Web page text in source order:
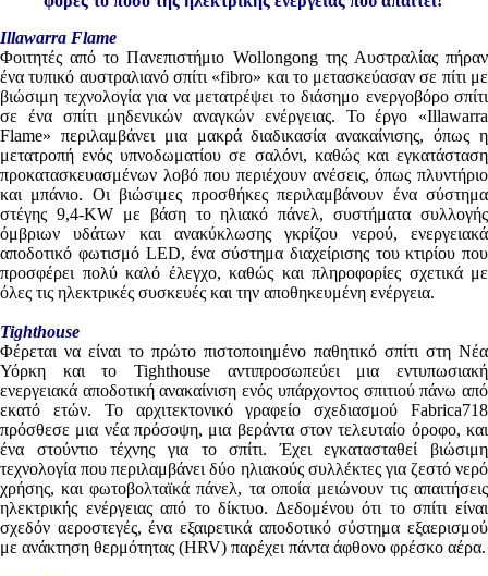
Illawarra Flame
Φοιτητές από το Πανεπιστήμιο Wollongong της Αυστραλίας πήραν
ένα τυπικό αυστραλιανό σπίτι «fibro» και το μετασκεύασαν σε πίτι με
βιώσιμη τεχνολογία για να μετατρέψει το διάσημο ενεργοβόρο σπίτι
σε ένα σπίτι μηδενικών αναγκών ενέργειας. Το έργο «Illawarra
Flame» περιλαμβάνει μια μακρά διαδικασία ανακαίνισης, όπως η
μετατροπή ενός υπνοδωματίου σε σαλόνι, καθώς και εγκατάσταση
προκατασκευασμένων λοβό που περιέχουν ανέσεις, όπως πλυντήριο
και μπάνιο. Οι βιώσιμες προσθήκες περιλαμβάνουν ένα σύστημα
στέγης 9,4-KW με βάση το ηλιακό πάνελ, συστήματα συλλογής
όμβριων υδάτων και ανακύκλωσης γκρίζου νερού, ενεργειακά
αποδοτικό φωτισμό LED, ένα σύστημα διαχείρισης του κτιρίου που
προσφέρει πολύ καλό έλεγχο, καθώς και πληροφορίες σχετικά με
όλες τις ηλεκτρικές συσκευές και την αποθηκευμένη ενέργεια.
Tighthouse
Φέρεται να είναι το πρώτο πιστοποιημένο παθητικό σπίτι στη Νέα
Υόρκη και το Tighthouse αντιπροσωπεύει μια εντυπωσιακή
ενεργειακά αποδοτική ανακαίνιση ενός υπάρχοντος σπιτιού πάνω από
εκατό ετών. Το αρχιτεκτονικό γραφείο σχεδιασμού Fabrica718
πρόσθεσε μια νέα πρόσοψη, μια βεράντα στον τελευταίο όροφο, και
ένα στούντιο τέχνης για το σπίτι. Έχει εγκατασταθεί βιώσιμη
τεχνολογία που περιλαμβάνει δύο ηλιακούς συλλέκτες για ζεστό νερό
χρήσης, και φωτοβολταϊκά πάνελ, τα οποία μειώνουν τις απαιτήσεις
ηλεκτρικής ενέργειας από το δίκτυο. Δεδομένου ότι το σπίτι είναι
σχεδόν αεροστεγές, ένα εξαιρετικά αποδοτικό σύστημα εξαερισμού
με ανάκτηση θερμότητας (HRV) παρέχει πάντα άφθονο φρέσκο αέρα.